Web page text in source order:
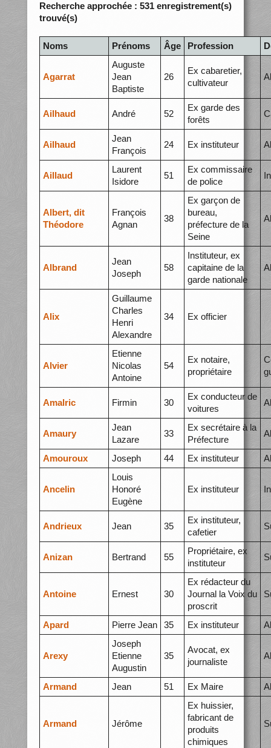
Recherche approchée : 531 enregistrement(s)
trouvé(s)
Noms Prénoms Âge Profession
Agarrat
Auguste
Jean
Baptiste
26
Ex cabaretier,
cultivateur
Ailhaud André 52
Ex garde des
forêts
Ailhaud
Jean
François
24 Ex instituteur
Aillaud
Laurent
Isidore
51
Ex commissaire
de police
Albert, dit
Théodore
François
Agnan
38
Ex garçon de
bureau,
préfecture de la
Seine
Albrand
Jean
Joseph
58
Instituteur, ex
capitaine de la
garde nationale
Alix
Guillaume
Charles
Henri
Alexandre
34 Ex officier
Alvier
Etienne
Nicolas
Antoine
54
Ex notaire,
propriétaire
Amalric Firmin 30
Ex conducteur de
voitures
Amaury
Jean
Lazare
33
Ex secrétaire à la
Préfecture
Amouroux Joseph 44 Ex instituteur
Ancelin
Louis
Honoré
Eugène
Ex instituteur
Andrieux Jean 35
Ex instituteur,
cafetier
Anizan Bertrand 55
Propriétaire, ex
instituteur
Antoine Ernest 30
Ex rédacteur du
Journal la Voix du
proscrit
Apard Pierre Jean 35 Ex instituteur
Arexy
Joseph
Etienne
Augustin
35
Avocat, ex
journaliste
Armand Jean 51 Ex Maire
Armand Jérôme
Ex huissier,
fabricant de
produits
chimiques